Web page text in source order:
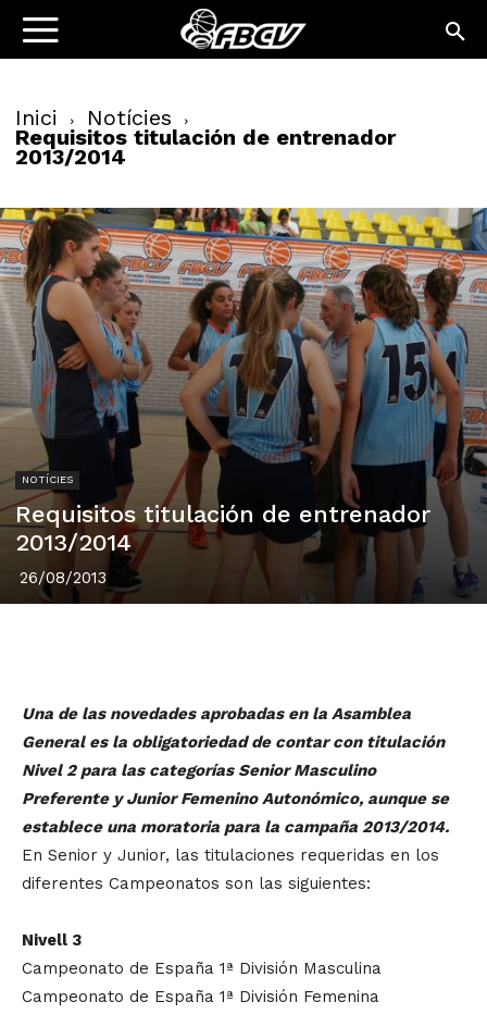
Inici Notícies
Requisitos titulación de entrenador
2013/2014
NOTÍCIES
Requisitos titulación de entrenador
2013/2014
26/08/2013
Una de las novedades aprobadas en la Asamblea
General es la obligatoriedad de contar con titulación
Nivel 2 para las categorías Senior Masculino
Preferente y Junior Femenino Autonómico, aunque se
establece una moratoria para la campaña 2013/2014.
En Senior y Junior, las titulaciones requeridas en los
diferentes Campeonatos son las siguientes:
Nivell 3
Campeonato de España 1ª División Masculina
Campeonato de España 1ª División Femenina